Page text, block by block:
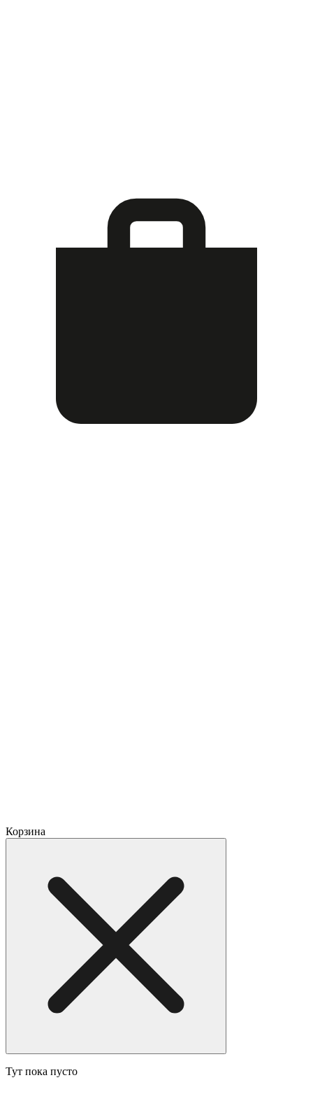
Корзина
Тут пока пусто